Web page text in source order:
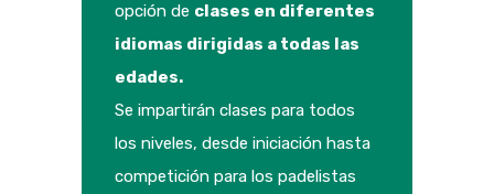
opción de clases en diferentes
idiomas dirigidas a todas las
edades.
Se impartirán clases para todos
los niveles, desde iniciación hasta
competición para los padelistas